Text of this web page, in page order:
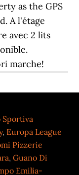
as the GPS
A l'étage
avec 2 lits
marche!
Sportiva
, Europa League
Pizzerie
,Guano Di
Emilia-